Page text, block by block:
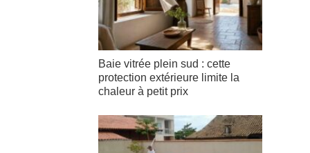
Baie vitrée plein sud : cette
protection extérieure limite la
chaleur à petit prix